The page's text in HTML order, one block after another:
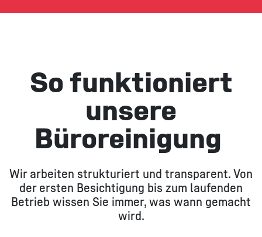
So funktioniert
unsere
Büroreinigung ​
Wir arbeiten strukturiert und transparent. Von
der ersten Besichtigung bis zum laufenden
Betrieb wissen Sie immer, was wann gemacht
wird.